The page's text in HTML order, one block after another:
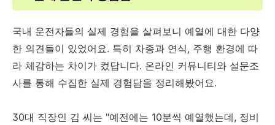
국내 운전자들의 실제 경험을 살펴보니 예열에 대한 다양
한 의견들이 있었어요. 특히 차종과 연식, 주행 환경에 따
라 체감하는 차이가 컸답니다. 온라인 커뮤니티와 설문조
사를 통해 수집한 실제 경험담을 정리해봤어요.
30대 직장인 김 씨는 "예전에는 10분씩 예열했는데, 정비